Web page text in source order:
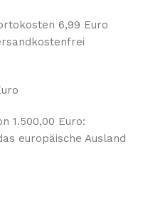
6,99 Euro
1.500,00 Euro:
europäische Ausland